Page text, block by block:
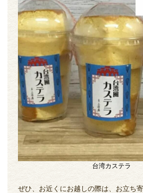
台湾カステラ
ぜひ、お近くにお越しの際は、お立ち